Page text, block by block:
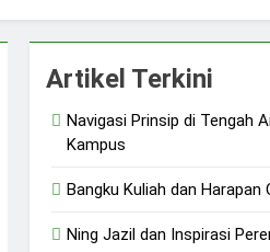
Artikel Terkini
Navigasi Prinsip di Tengah
Kampus
Bangku Kuliah dan Harapan
Ning Jazil dan Inspirasi